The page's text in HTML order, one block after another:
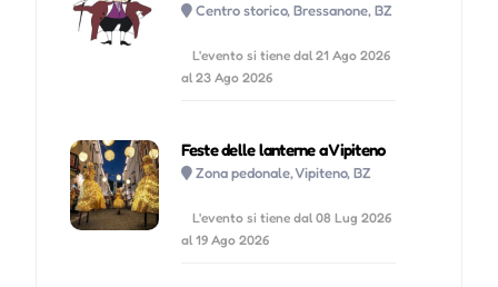
Centro storico, Bressanone, BZ
L'evento si tiene dal 21 Ago 2026
al 23 Ago 2026
Feste delle lanterne a Vipiteno
Zona pedonale, Vipiteno, BZ
L'evento si tiene dal 08 Lug 2026
al 19 Ago 2026